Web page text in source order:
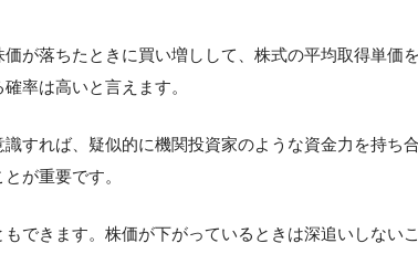
が落ちたときに買い増しして、株式の平均取得単価を
率は高いと言えます。
すれば、疑似的に機関投資家のような資金力を持ち
が重要です。
できます。株価が下がっているときは深追いしない